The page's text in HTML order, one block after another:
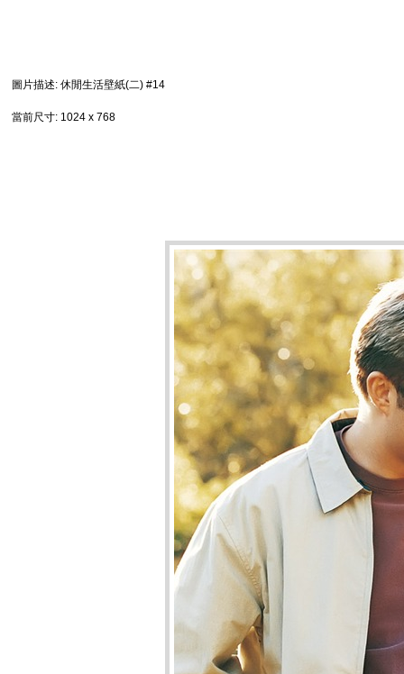
圖片描述: 休閒生活壁紙(二) #14
當前尺寸: 1024 x 768